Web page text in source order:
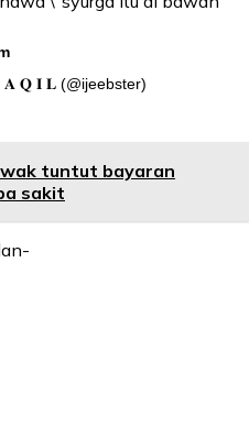
𝐐 𝐈 𝐋 (@ijeebster)
tuntut bayaran
sakit